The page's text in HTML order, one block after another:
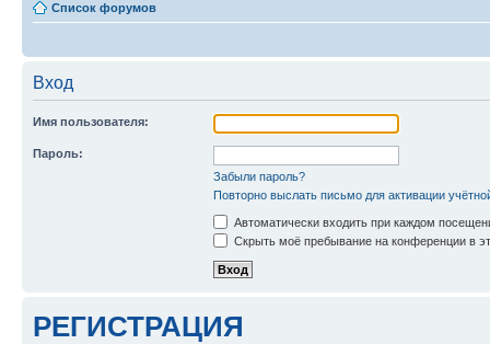
Список форумов
Вход
Имя пользователя:
Пароль:
Забыли пароль?
Повторно выслать письмо для активации
Автоматически входить при каждом
Скрыть моё пребывание на конференции в
РЕГИСТРАЦИЯ